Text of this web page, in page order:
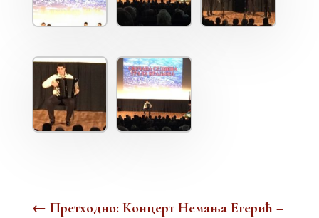
← Претходно: Концерт Немања Егерић –